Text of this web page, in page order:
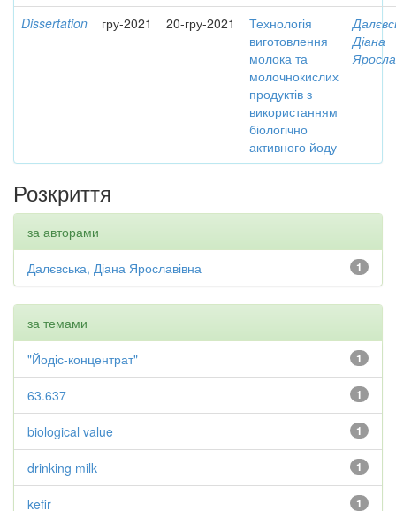
Dissertation гру-2021 20-гру-2021
Технологія
виготовлення
молока та
молочнокислих
продуктів з
використанням
біологічно
активного йоду
Діана
Розкриття
за авторами
1
Далєвська, Діана Ярославівна
за темами
1
"Йодіс-концентрат"
1
63.637
1
biological value
1
drinking milk
1
kefir